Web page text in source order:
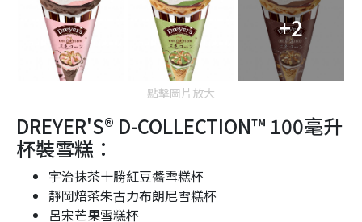
+2
點擊圖片放大
DREYER'S® D-COLLECTION™ 100毫升
杯裝雪糕：
宇治抹茶十勝紅豆醬雪糕杯
靜岡焙茶朱古力布朗尼雪糕杯
呂宋芒果雪糕杯